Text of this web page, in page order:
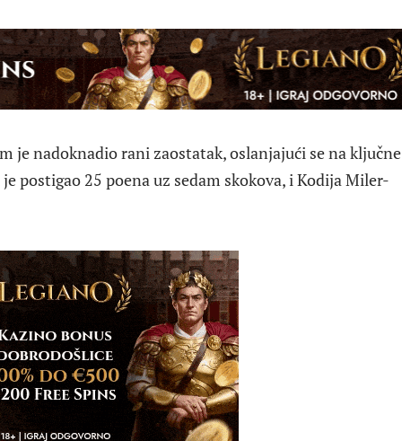
je nadoknadio rani zaostatak, oslanjajući se na ključne
postigao 25 poena uz sedam skokova, i Kodija Miler-